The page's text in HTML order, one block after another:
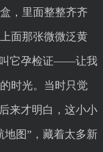
，里面整整齐齐
面那张微微泛黄
它孕检证——让我
时光。当时只觉
来才明白，这小小
地图”，藏着太多新